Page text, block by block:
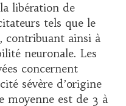
libération de
tels que le
contribuant ainsi à
neuronale. Les
concernent
sévère d’origine
moyenne est de 3 à